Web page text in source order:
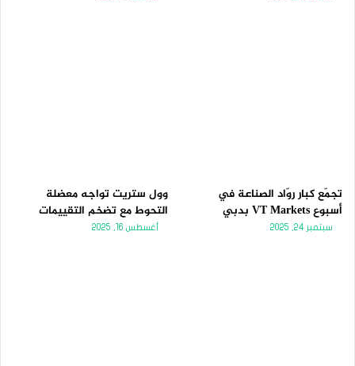
تجمّع كبار روّاد الصناعة في
أسبوع VT Markets بدبي
سبتمبر 24, 2025
وول ستريت تواجه معضلة
التحوط مع تضخم التقييمات
أغسطس 16, 2025